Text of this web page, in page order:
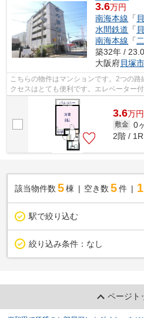
3.6万円
南海本線 「
水間鉄道 「
南海本線 「
築32年 /
大阪府貝塚市
こちらの物件はマンションです。2つの
クセスはとても便利です。エレベーター
物件です。貝塚市エリアと南海本線貝塚...
3.6万円
敷金 0
2階 /
該当物件数 5棟 空き数 5 件
駅で絞り込む
絞り込み条件： なし
ページト